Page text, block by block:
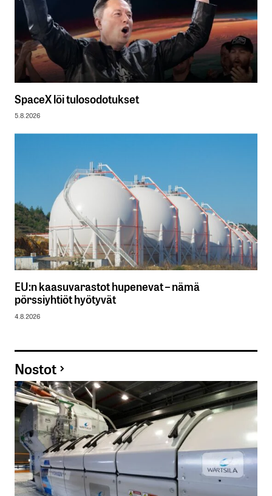
SpaceX löi tulosodotukset
5.8.2026
EU:n kaasuvarastot hupenevat – nämä
pörssiyhtiöt hyötyvät
4.8.2026
Nostot